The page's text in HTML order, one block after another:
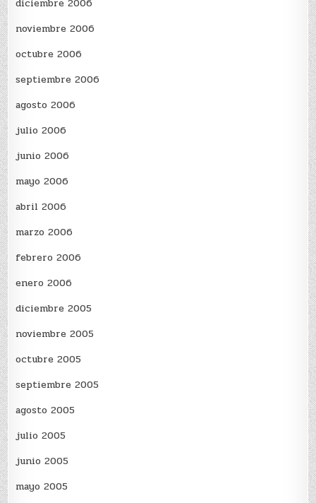
diciembre 2006
noviembre 2006
octubre 2006
septiembre 2006
agosto 2006
julio 2006
junio 2006
mayo 2006
abril 2006
marzo 2006
febrero 2006
enero 2006
diciembre 2005
noviembre 2005
octubre 2005
septiembre 2005
agosto 2005
julio 2005
junio 2005
mayo 2005